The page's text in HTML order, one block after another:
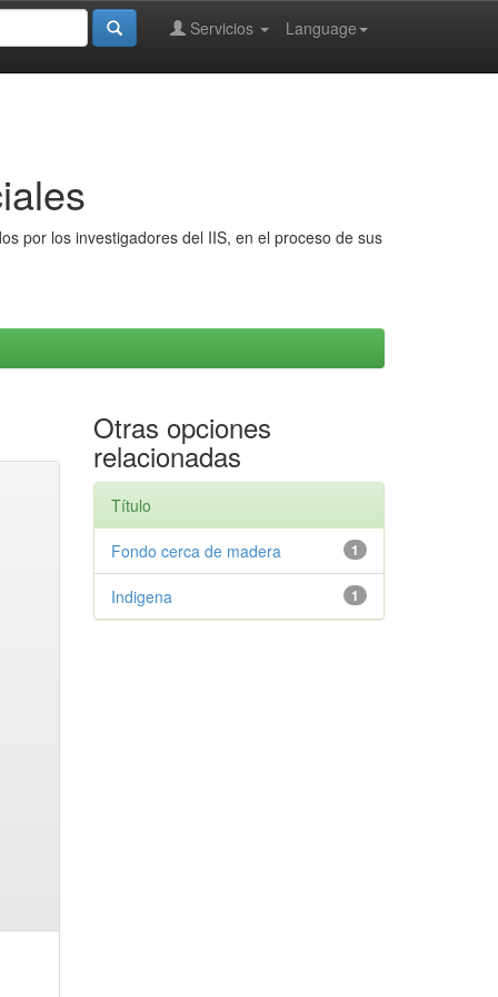
Language
Servicios
por los investigadores del IIS, en el proceso de sus
Otras opciones
relacionadas
Título
1
Fondo cerca de madera
1
Indigena